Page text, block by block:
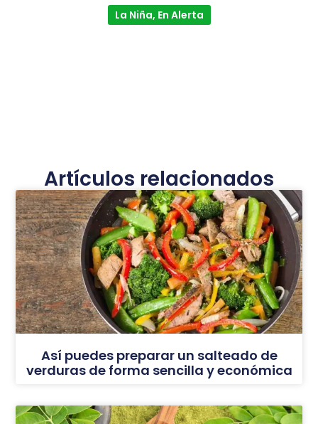
La Niña, En Alerta
Artículos relacionados
Así puedes preparar un salteado de
verduras de forma sencilla y económica